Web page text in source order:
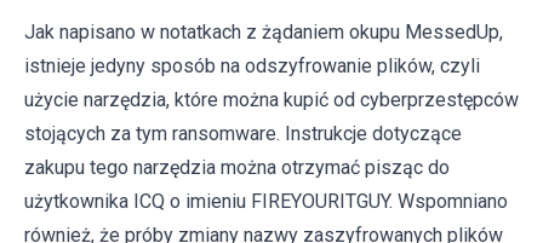
Jak napisano w notatkach z żądaniem okupu MessedUp,
istnieje jedyny sposób na odszyfrowanie plików, czyli
użycie narzędzia, które można kupić od cyberprzestępców
stojących za tym ransomware. Instrukcje dotyczące
zakupu tego narzędzia można otrzymać pisząc do
użytkownika ICQ o imieniu FIREYOURITGUY. Wspomniano
również, że próby zmiany nazwy zaszyfrowanych plików